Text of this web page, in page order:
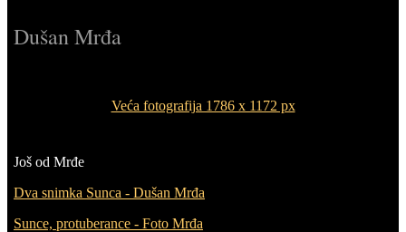
Dušan Mrđa
Veća fotografija 1786 x 1172 px
Još od Mrđe
Dva snimka Sunca - Dušan Mrđa
Sunce, protuberance - Foto Mrđa